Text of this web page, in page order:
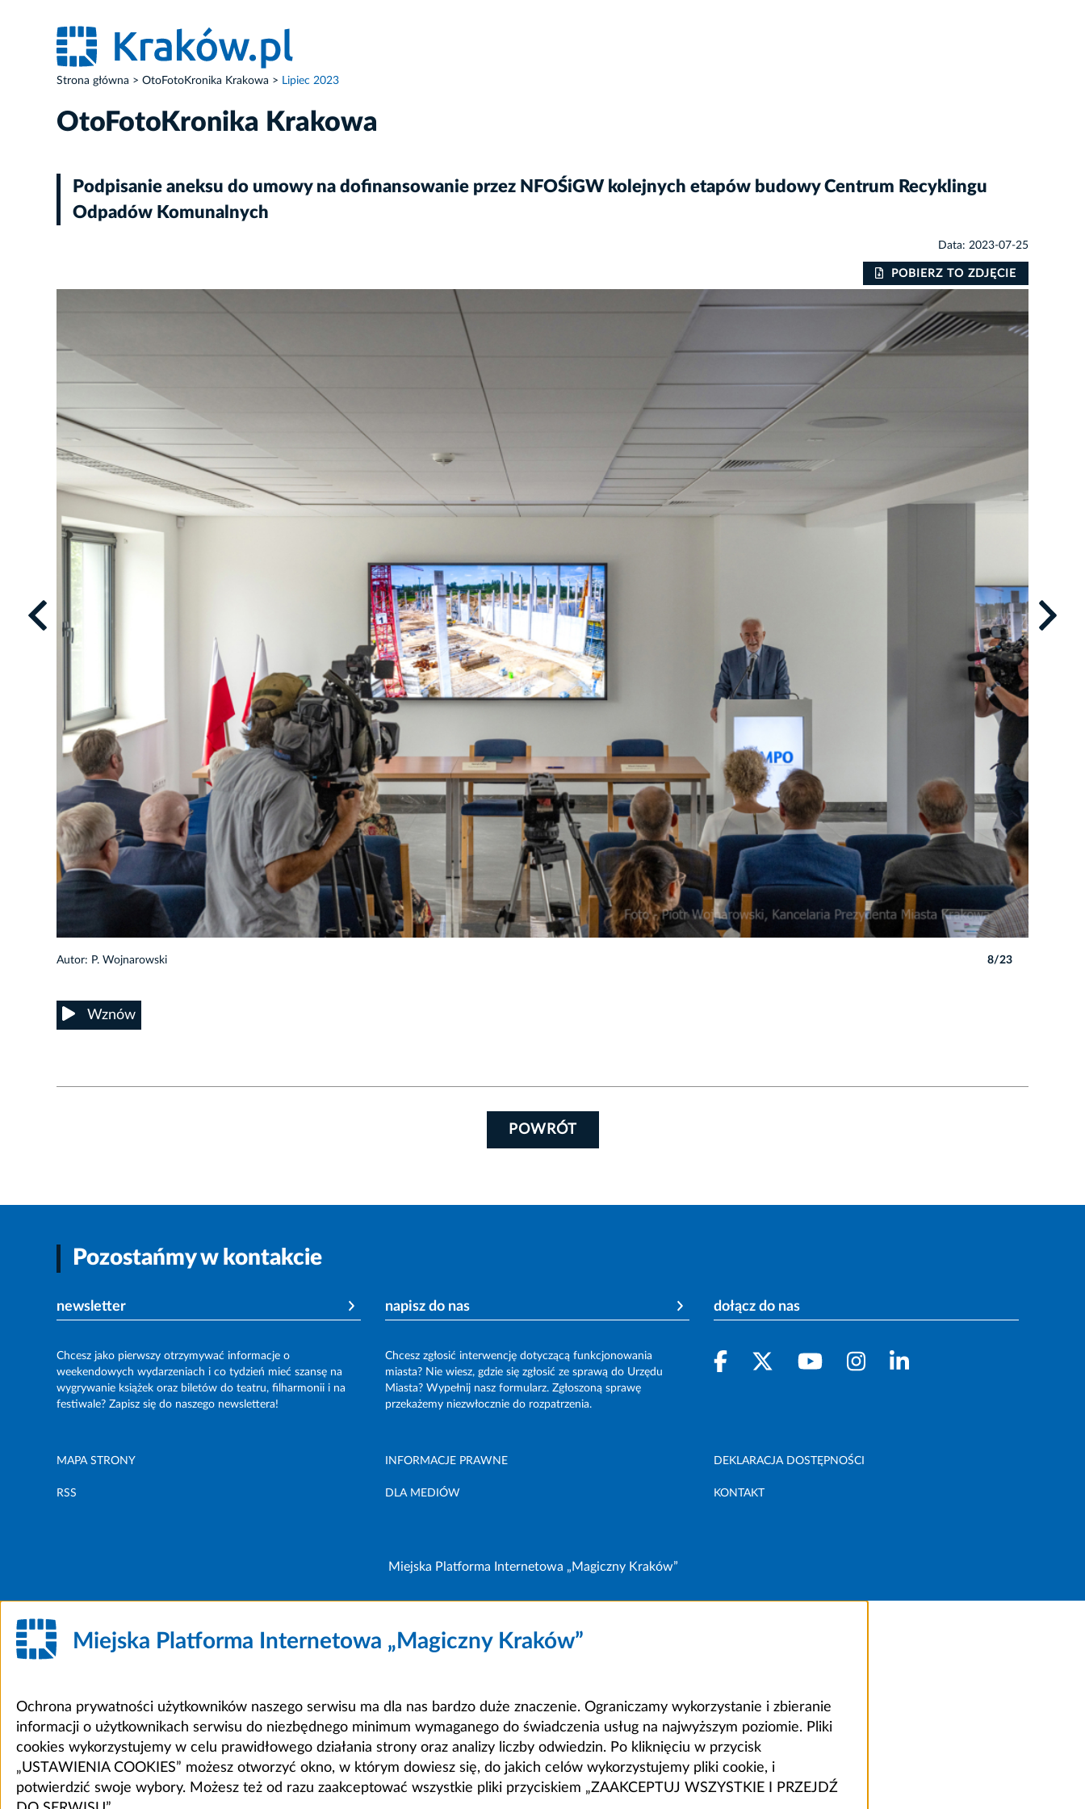
Strona główna OtoFotoKronika Krakowa Lipiec 2023
OtoFotoKronika Krakowa
Podpisanie aneksu do umowy na dofinansowanie przez NFOŚiGW kolejnych etapów budowy Centrum Recyklingu
Odpadów Komunalnych
Data: 2023-07-25
POBIERZ TO ZDJĘCIE
Autor: P. Wojnarowski 8/23
Wznów
POWRÓT
Pozostańmy w kontakcie
newsletter
Chcesz jako pierwszy otrzymywać informacje o
weekendowych wydarzeniach i co tydzień mieć szansę na
wygrywanie książek oraz biletów do teatru, filharmonii i na
festiwale? Zapisz się do naszego newslettera!
napisz do nas
Chcesz zgłosić interwencję dotyczącą funkcjonowania
miasta? Nie wiesz, gdzie się zgłosić ze sprawą do Urzędu
Miasta? Wypełnij nasz formularz. Zgłoszoną sprawę
przekażemy niezwłocznie do rozpatrzenia.
dołącz do nas
MAPA STRONY INFORMACJE PRAWNE DEKLARACJA DOSTĘPNOŚCI
RSS DLA MEDIÓW KONTAKT
Miejska Platforma Internetowa „Magiczny Kraków”
Miejska Platforma Internetowa „Magiczny Kraków”
Ochrona prywatności użytkowników naszego serwisu ma dla nas bardzo duże znaczenie. Ograniczamy wykorzystanie i zbieranie
informacji o użytkownikach serwisu do niezbędnego minimum wymaganego do świadczenia usług na najwyższym poziomie. Pliki
cookies wykorzystujemy w celu prawidłowego działania strony oraz analizy liczby odwiedzin. Po kliknięciu w przycisk
„USTAWIENIA COOKIES” możesz otworzyć okno, w którym dowiesz się, do jakich celów wykorzystujemy pliki cookie, i
potwierdzić swoje wybory. Możesz też od razu zaakceptować wszystkie pliki przyciskiem „ZAAKCEPTUJ WSZYSTKIE I PRZEJDŹ